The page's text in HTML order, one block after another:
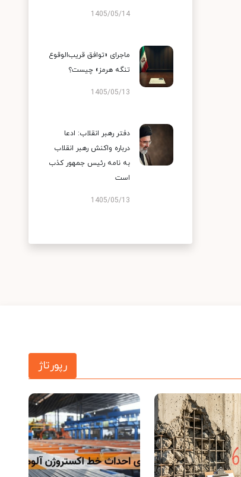
1405/05/14
ماجرای «توافق قریب‌الوقوع
تنگه هرمز» چیست؟
1405/05/13
دفتر رهبر انقلاب: ادعا
درباره واکنش رهبر انقلاب
به نامه رئیس جمهور کذب
است
1405/05/13
رپورتاژ